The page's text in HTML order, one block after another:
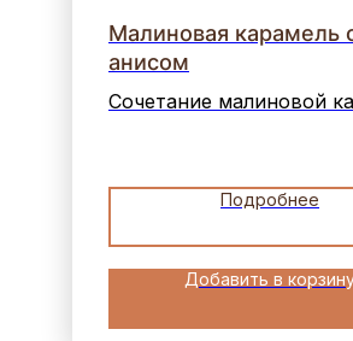
Малиновая карамель
анисом
Сочетание малиновой
шоколаде
Подробнее
Добавить в